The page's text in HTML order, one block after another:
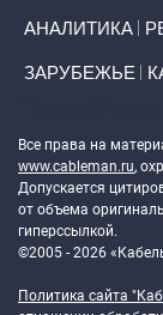
АНАЛИТИКА
ЗАРУБЕЖЬЕ
Все права на
www.cableman.ru,
Допускается
от объема
гиперссылкой.
©2005 - 2026
Политика сайта